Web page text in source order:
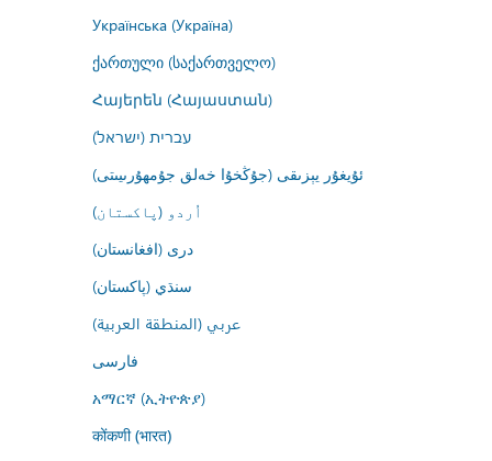
Українська (Україна)
ქართული (საქართველო)
Հայերեն (Հայաստան)
עברית (ישראל)
ئۇيغۇر يېزىقى (جۇڭخۇا خەلق جۇمھۇرىيىتى)
اُردو (پاکستان)
درى (افغانستان)
سنڌي (پاکستان)
عربي (المنطقة العربية)
فارسى
አማርኛ (ኢትዮጵያ)
कोंकणी (भारत)